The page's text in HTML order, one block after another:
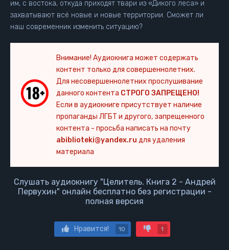
им, с востока, откуда приходят твари из «Дикого леса» и
захватывают всё новые и новые территории. Сможет ли
наш современник изменить ситуацию?
Внимание! Аудиокнига может содержать
контент только для совершеннолетних.
Для несовершеннолетних прослушивание
данного контента СТРОГО ЗАПРЕЩЕНО!
Если в аудиокниге присутствует наличие
пропаганды ЛГБТ и другого, запрещенного
контента - просьба написать на почту
abiblioteki@yandex.ru для удаления
материала
Слушать аудиокнигу "Целитель. Книга 2 - Андрей
Первухин" онлайн бесплатно без регистрации -
полная версия
Нравится! 10 1